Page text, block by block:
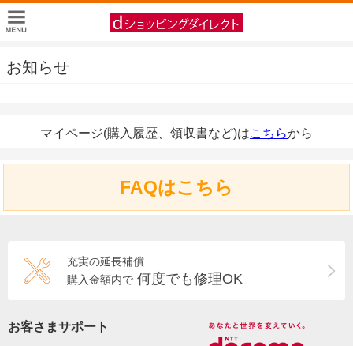
お知らせ
マイページ(購入履歴、領収書など)はこちらから
FAQはこちら
充実の延長補償
購入金額内で 何度でも修理OK
お客さまサポート